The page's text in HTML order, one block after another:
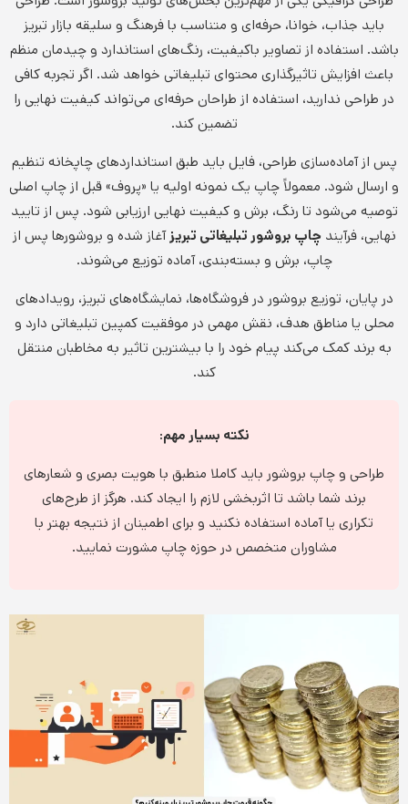
باید جذاب، خوانا، حرفه‌ای و متناسب با فرهنگ و سلیقه بازار تبریز
باشد. استفاده از تصاویر باکیفیت، رنگ‌های استاندارد و چیدمان منظم
باعث افزایش تاثیرگذاری محتوای تبلیغاتی خواهد شد. اگر تجربه کافی
در طراحی ندارید، استفاده از طراحان حرفه‌ای می‌تواند کیفیت نهایی را
تضمین کند.
پس از آماده‌سازی طراحی، فایل باید طبق استانداردهای چاپخانه تنظیم
و ارسال شود. معمولاً چاپ یک نمونه اولیه یا «پروف» قبل از چاپ اصلی
توصیه می‌شود تا رنگ، برش و کیفیت نهایی ارزیابی شود. پس از تایید
نهایی، فرآیندچاپ بروشور تبلیغاتی تبریزآغاز شده و بروشورها پس از
چاپ، برش و بسته‌بندی، آماده توزیع می‌شوند.
در پایان، توزیع بروشور در فروشگاه‌ها، نمایشگاه‌های تبریز، رویدادهای
محلی یا مناطق هدف، نقش مهمی در موفقیت کمپین تبلیغاتی دارد و
به برند کمک می‌کند پیام خود را با بیشترین تاثیر به مخاطبان منتقل
کند.
نکته بسیار مهم:
طراحی و چاپ بروشور باید کاملا منطبق با هویت بصری و شعارهای
برند شما باشد تا اثربخشی لازم را ایجاد کند. هرگز از طرح‌های
تکراری یا آماده استفاده نکنید و برای اطمینان از نتیجه بهتر با
مشاوران متخصص در حوزه چاپ مشورت نمایید.